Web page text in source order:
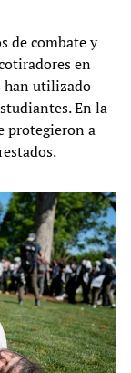
de combate y
en
han utilizado
En la
protegieron a